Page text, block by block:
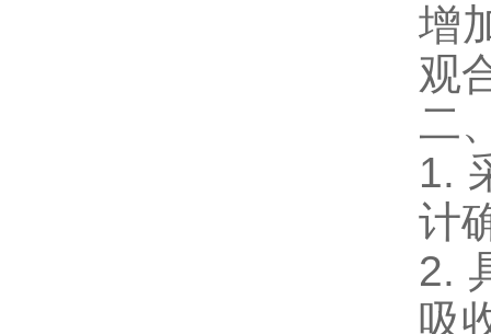
增
观
二
1.
计
2.
吸